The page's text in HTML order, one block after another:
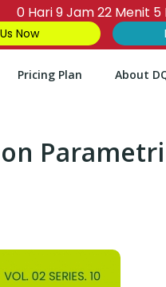
0Hari9Jam22Menit 4
Now
Pricing Plan About